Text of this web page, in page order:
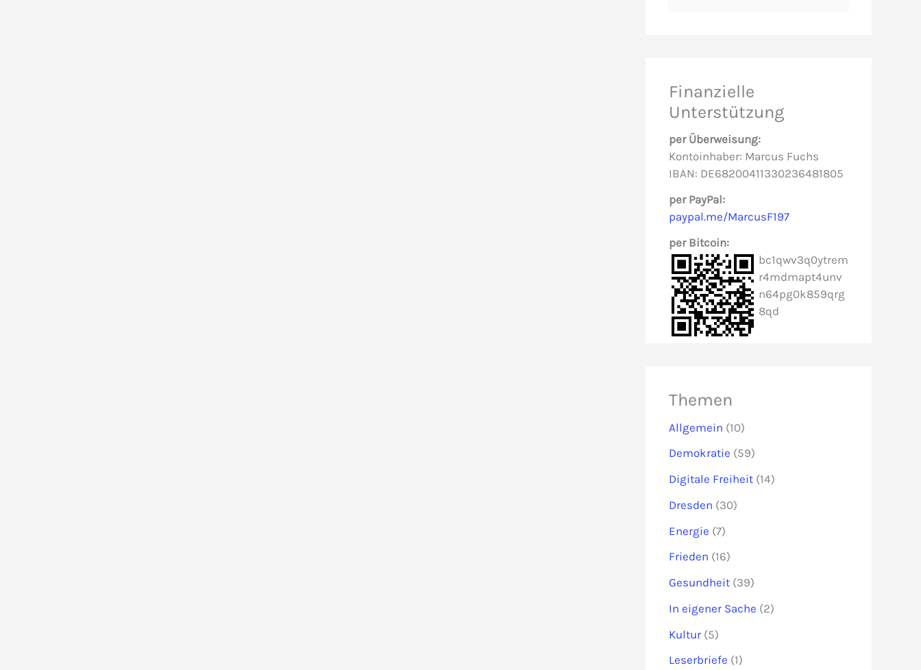
n
a
c
h
:
Finanzielle
Unterstützung
per Überweisung:
Kontoinhaber: Marcus Fuchs
IBAN: DE68200411330236481805
per PayPal:
paypal.me/MarcusF197
per Bitcoin:
bc1qwv3q0ytrem
r4mdmapt4unv
n64pg0k859qrg
8qd
Themen
Allgemein (10)
Demokratie (59)
Digitale Freiheit (14)
Dresden (30)
Energie (7)
Frieden (16)
Gesundheit (39)
In eigener Sache (2)
Kultur (5)
Leserbriefe (1)